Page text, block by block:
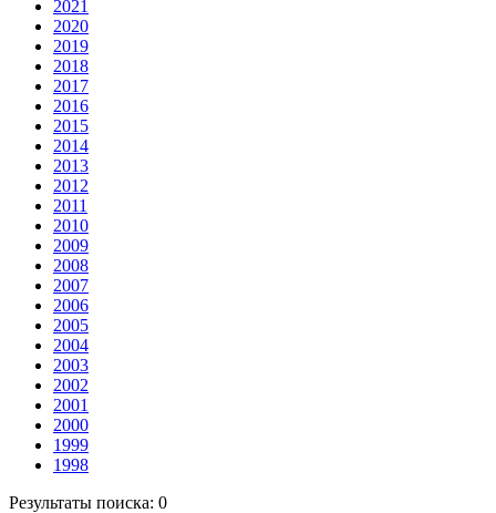
2021
2020
2019
2018
2017
2016
2015
2014
2013
2012
2011
2010
2009
2008
2007
2006
2005
2004
2003
2002
2001
2000
1999
1998
Результаты поиска: 0